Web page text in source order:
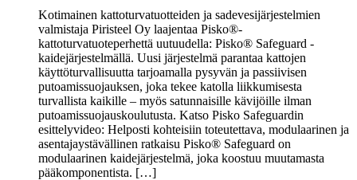
Kotimainen kattoturvatuotteiden ja sadevesijärjestelmien
valmistaja Piristeel Oy laajentaa Pisko®-
kattoturvatuoteperhettä uutuudella: Pisko® Safeguard -
kaidejärjestelmällä. Uusi järjestelmä parantaa kattojen
käyttöturvallisuutta tarjoamalla pysyvän ja passiivisen
putoamissuojauksen, joka tekee katolla liikkumisesta
turvallista kaikille – myös satunnaisille kävijöille ilman
putoamissuojauskoulutusta. Katso Pisko Safeguardin
esittelyvideo: Helposti kohteisiin toteutettava, modulaarinen ja
asentajaystävällinen ratkaisu Pisko® Safeguard on
modulaarinen kaidejärjestelmä, joka koostuu muutamasta
pääkomponentista. […]